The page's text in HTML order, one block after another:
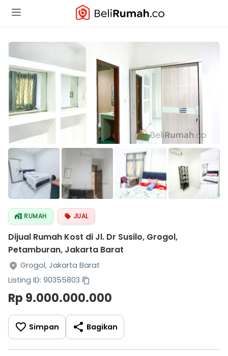
RUMAH JUAL
Dijual Rumah Kost di Jl. Dr Susilo, Grogol,
Petamburan, Jakarta Barat
Grogol, Jakarta Barat
Listing ID: 90355803
Rp 9.000.000.000
Simpan Bagikan